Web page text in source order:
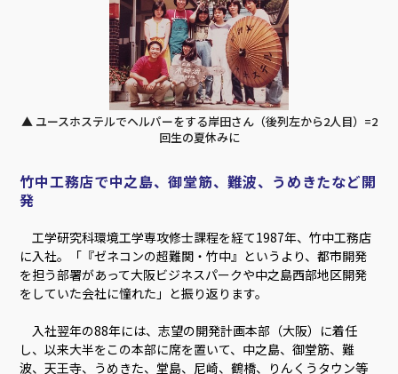
▲ ユースホステルでヘルパーをする岸田さん（後列左から2人目）=2
回生の夏休みに
竹中工務店で中之島、御堂筋、難波、うめきたなど開
発
工学研究科環境工学専攻修士課程を経て1987年、竹中工務店
に入社。「『ゼネコンの超難関・竹中』というより、都市開発
を担う部署があって大阪ビジネスパークや中之島西部地区開発
をしていた会社に憧れた」と振り返ります。
入社翌年の88年には、志望の開発計画本部（大阪）に着任
し、以来大半をこの本部に席を置いて、中之島、御堂筋、難
波、天王寺、うめきた、堂島、尼崎、鶴橋、りんくうタウン等